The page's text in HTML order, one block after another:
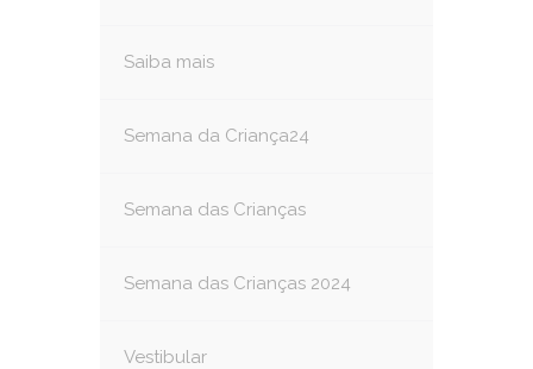
Saiba mais
Semana da Criança24
Semana das Crianças
Semana das Crianças 2024
Vestibular